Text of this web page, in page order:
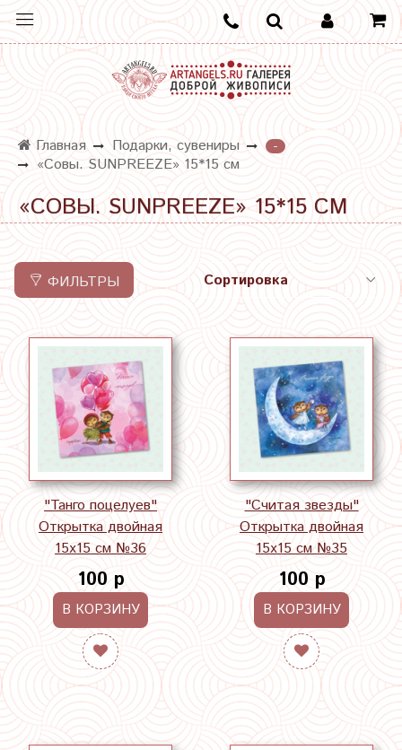
Главная Подарки, сувениры
-
«Совы. SUNPREEZE» 15*15 см
«СОВЫ. SUNPREEZE» 15*15 СМ
ФИЛЬТРЫ
"Танго поцелуев"
Открытка двойная
15х15 см №36
100 р
В КОРЗИНУ
"Считая звезды"
Открытка двойная
15х15 см №35
100 р
В КОРЗИНУ